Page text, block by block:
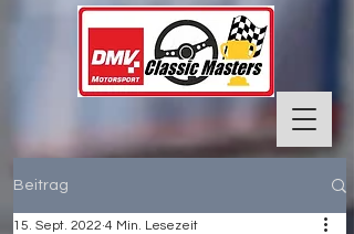
Beitrag
15. Sept. 2022 4 Min. Lesezeit